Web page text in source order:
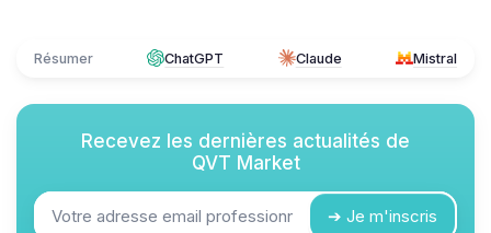
Résumer ChatGPT Claude Mistral
Recevez les dernières actualités de
QVT Market
➔ Je m'inscris